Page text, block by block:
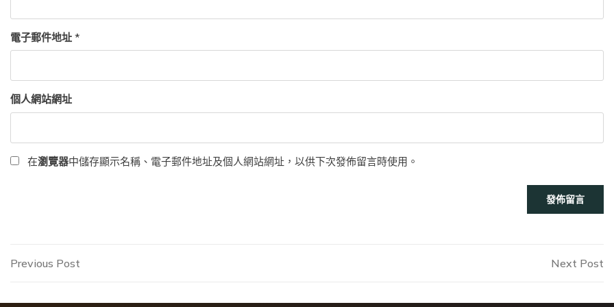
電子郵件地址 *
個人網站網址
在瀏覽器中儲存顯示名稱、電子郵件地址及個人網站網址，以供下次發佈留言時使用。
文
Previous
Previous Post Next Post